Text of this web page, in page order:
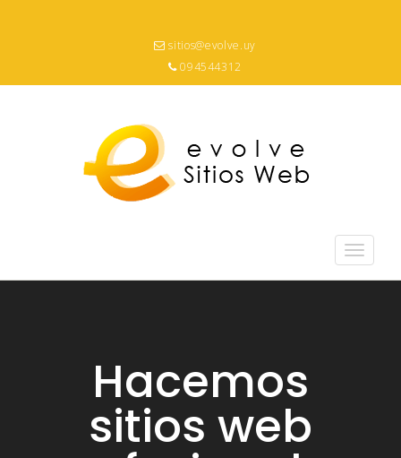
sitios@evolve.uy
094544312
Toggle
Hacemos
sitios web